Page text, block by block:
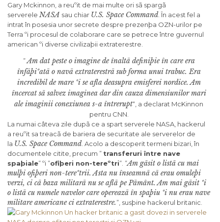
Gary Mckinnon, a reuºit de mai multe ori sã spargã
serverele NASA sau chiar U.S. Space Command . În acest fel a
intrat în posesia unor secrete despre prezenþa OZN-urilor pe
Terra ºi procesul de colaborare care se petrece între guvernul
american ºi diverse civilizaþii extraterestre.
”Am dat peste o imagine de înaltã definiþie în care era
înfãþiºatã o navã extraterestrã sub forma unui trabuc. Era
incredibil de mare ºi se afla deasupra emisferei nordice. Am
încercat sã salvez imaginea dar din cauza dimensiunilor mari
ale imaginii conexiunea s-a întrerupt“, a declarat McKinnon
pentru CNN.
La numai câteva zile dupã ce a spart serverele NASA, hackerul
a reuºit sa treacã de bariera de securitate ale serverelor de
la U.S. Space Command . Acolo a descoperit termeni bizari, în
documentele citite, precum ” transferuri între nave
spaþiale” ºi ”ofiþeri non-tereºtri”. ”Am gãsit o listã cu mai
mulþi ofiþeri non-tereºtrii. Asta nu înseamnã cã erau omuleþi
verzi, ci cã baza militarã nu se aflã pe Pãmânt. Am mai gãsit ºi
o listã cu numele navelor care opereazã în spaþiu ºi nu erau nave
militare americane ci extraterestre.”, susþine hackerul britanic.